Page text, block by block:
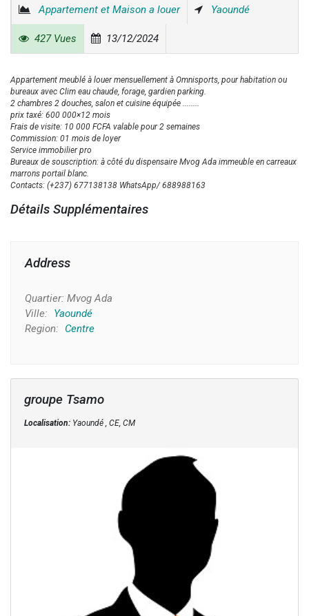
Appartement et Maison a louer Yaoundé
427 Vues 13/12/2024
Appartement meublé à louer mensuellement à Omnisports, pour habitation ou
bureaux avec Clim eau chaude, forage, gardien parking.
2 chambres 2 douches, salon et cuisine équipée ........
prix taxé: 600 000×12 mois
Frais de visite: 10 000 FCFA valable pour 2 semaines
Commission: 01 mois de loyer
Service immobilier pro
Bureaux de souscription: à côté du dispensaire Mvog Ada immeuble en carreaux
marrons portail blanc.
Contacts: (+237) 677138138 WhatsApp/ 688988163
Détails Supplémentaires
Address
Quartier: Mvog Ada
Ville:
Yaoundé
Region:
Centre
groupe Tsamo
Localisation:Yaoundé , CE, CM